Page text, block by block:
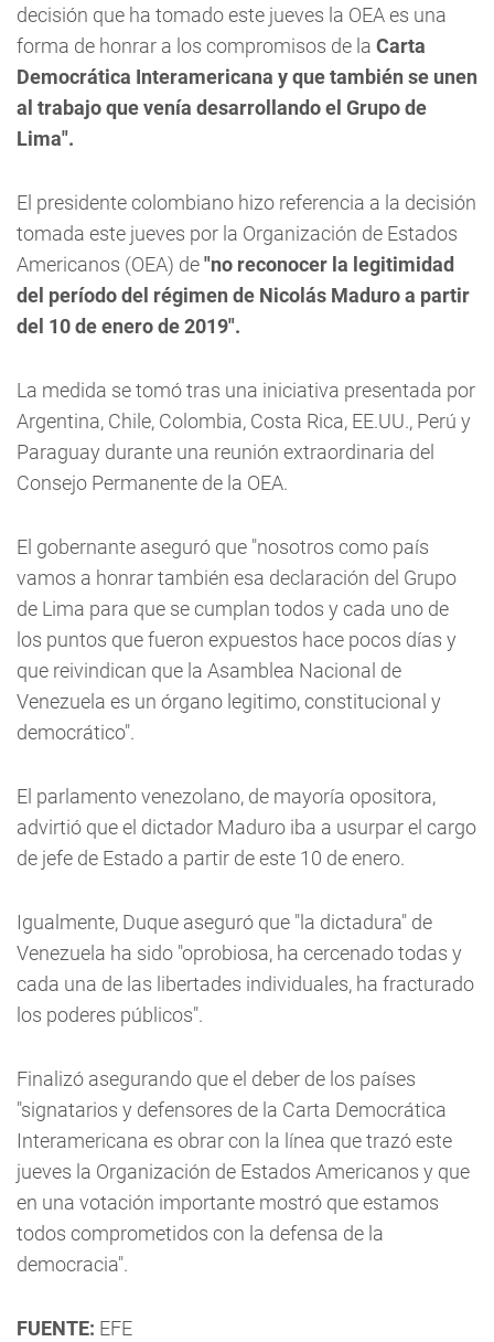
decisión que ha tomado este jueves la OEA es una
forma de honrar a los compromisos de la Carta
Democrática Interamericana y que también se unen
al trabajo que venía desarrollando el Grupo de
Lima".
El presidente colombiano hizo referencia a la decisión
tomada este jueves por la Organización de Estados
Americanos (OEA) de"no reconocer la legitimidad
del período del régimen de Nicolás Maduro a partir
del 10 de enero de 2019".
La medida se tomó tras una iniciativa presentada por
Argentina, Chile, Colombia, Costa Rica, EE.UU., Perú y
Paraguay durante una reunión extraordinaria del
Consejo Permanente de la OEA.
El gobernante aseguró que "nosotros como país
vamos a honrar también esa declaración del Grupo
de Lima para que se cumplan todos y cada uno de
los puntos que fueron expuestos hace pocos días y
que reivindican que la Asamblea Nacional de
Venezuela es un órgano legitimo, constitucional y
democrático".
El parlamento venezolano, de mayoría opositora,
advirtió que el dictador Maduro iba a usurpar el cargo
de jefe de Estado a partir de este 10 de enero.
Igualmente, Duque aseguró que "la dictadura" de
Venezuela ha sido "oprobiosa, ha cercenado todas y
cada una de las libertades individuales, ha fracturado
los poderes públicos".
Finalizó asegurando que el deber de los países
"signatarios y defensores de la Carta Democrática
Interamericana es obrar con la línea que trazó este
jueves la Organización de Estados Americanos y que
en una votación importante mostró que estamos
todos comprometidos con la defensa de la
democracia".
FUENTE: EFE